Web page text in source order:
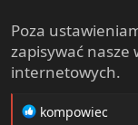
Poza
zapisywać nasze
internetowych.
R
kompowiec